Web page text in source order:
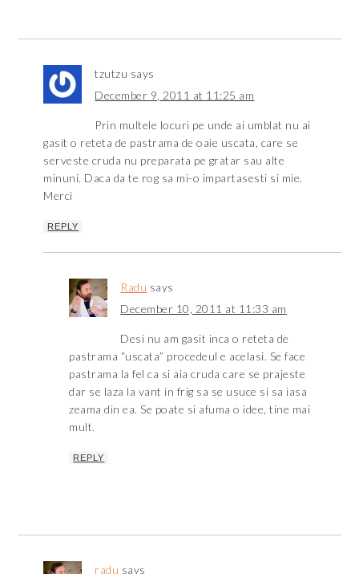
tzutzu says
December 9, 2011 at 11:25 am
Prin multele locuri pe unde ai umblat nu ai
gasit o reteta de pastrama de oaie uscata, care se
serveste cruda nu preparata pe gratar sau alte
minuni. Daca da te rog sa mi-o impartasesti si mie.
Merci
REPLY
Radu says
December 10, 2011 at 11:33 am
Desi nu am gasit inca o reteta de
pastrama “uscata” procedeul e acelasi. Se face
pastrama la fel ca si aia cruda care se prajeste
dar se laza la vant in frig sa se usuce si sa iasa
zeama din ea. Se poate si afuma o idee, tine mai
mult.
REPLY
radu says